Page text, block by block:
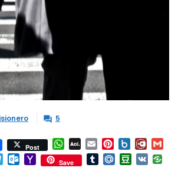
 5
Post WhatsApp
AOL
Mail
EmailPinterest
Box.net
TelegramOutlook.com
YahooSave TumblrMail.RuDouban
VK